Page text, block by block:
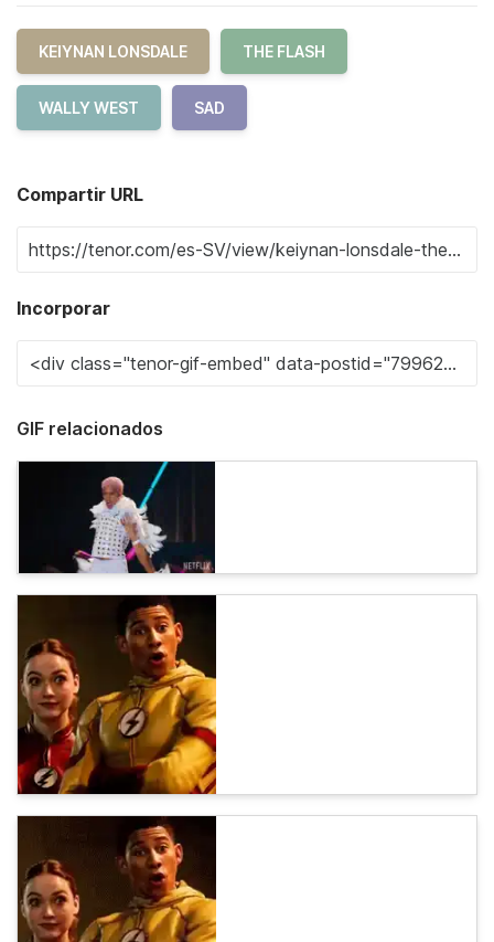
KEIYNAN LONSDALE THE FLASH
WALLY WEST SAD
Compartir URL
Incorporar
GIF relacionados